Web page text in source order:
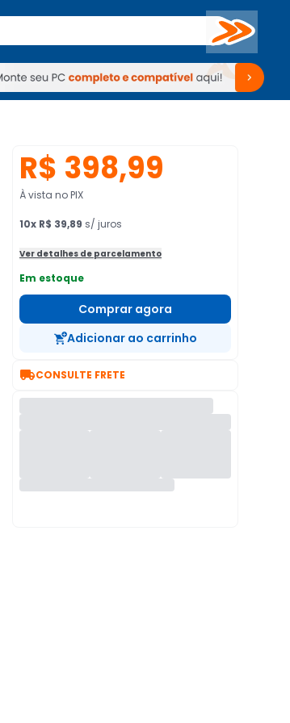
Buscar
Periféricos TV Venda no KaBuM!
TV Venda no KaBuM!
R$ 398,99
À vista no PIX
10x R$ 39,89 s/ juros
Ver detalhes de parcelamento
Em estoque
Comprar agora
Adicionar ao carrinho
CONSULTE FRETE